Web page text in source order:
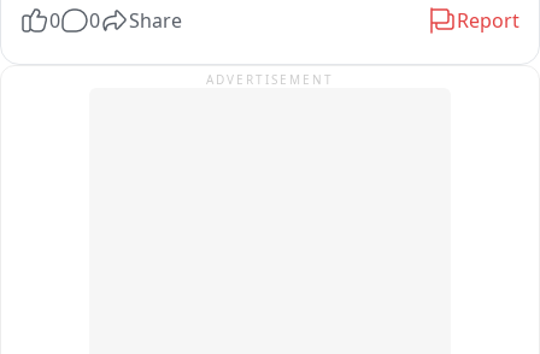
व्हाट्सपर पर मांग रहे हैं पैसे
कई लोगों ने ठग को किए पैसे ट्रांसफर
0 0 Share Report
ADVERTISEMENT